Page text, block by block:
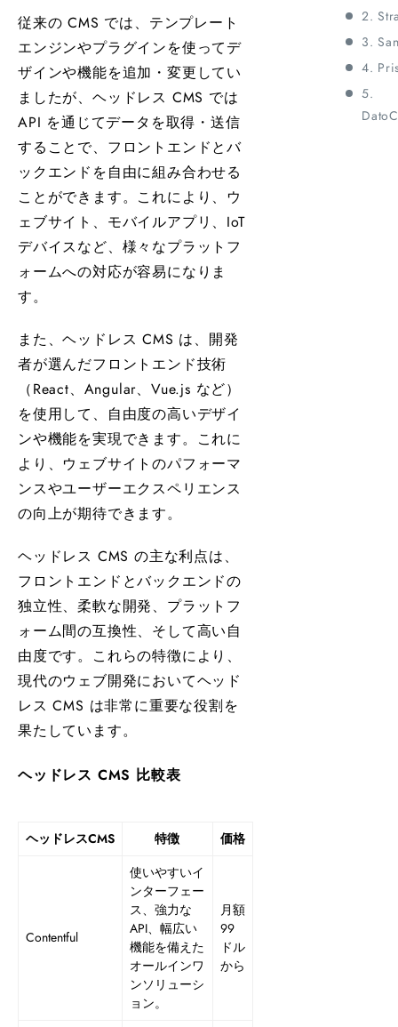
従来の CMS では、テンプレート
エンジンやプラグインを使ってデ
ザインや機能を追加・変更してい
ましたが、ヘッドレス CMS では
API を通じてデータを取得・送信
することで、フロントエンドとバ
ックエンドを自由に組み合わせる
ことができます。これにより、ウ
ェブサイト、モバイルアプリ、IoT
デバイスなど、様々なプラットフ
ォームへの対応が容易になりま
す。
また、ヘッドレス CMS は、開発
者が選んだフロントエンド技術
（React、Angular、Vue.js など）
を使用して、自由度の高いデザイ
ンや機能を実現できます。これに
より、ウェブサイトのパフォーマ
ンスやユーザーエクスペリエンス
の向上が期待できます。
ヘッドレス CMS の主な利点は、
フロントエンドとバックエンドの
独立性、柔軟な開発、プラットフ
ォーム間の互換性、そして高い自
由度です。これらの特徴により、
現代のウェブ開発においてヘッド
レス CMS は非常に重要な役割を
果たしています。
ヘッドレス CMS 比較表
ヘッドレスCMS 特徴 価格
Contentful
使いやすいイ
ンターフェー
ス、強力な
API、幅広い
機能を備えた
オールインワ
ンソリューシ
ョン。
月額
99
ドル
から
2.
3.
4.
5.